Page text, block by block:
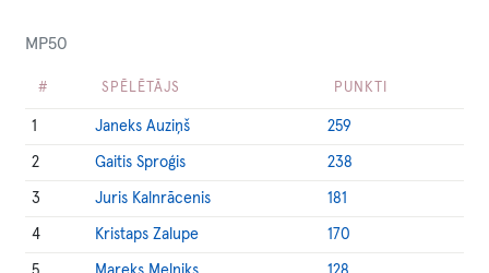
MP50
# SPĒLĒTĀJS PUNKTI
1 Janeks Auziņš 259
2 Gaitis Sproģis 238
3 Juris Kalnrācenis 181
4 Kristaps Zalupe 170